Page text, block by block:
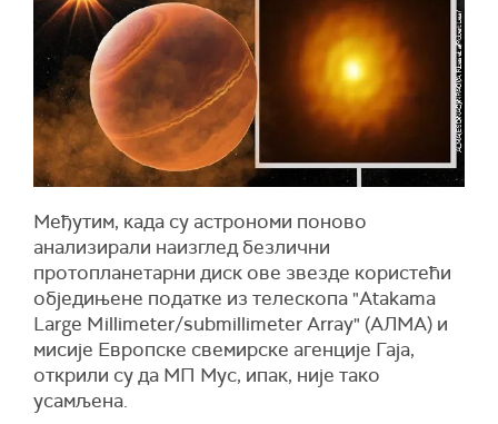
Међутим, када су астрономи поново
анализирали наизглед безлични
протопланетарни диск ове звезде користећи
обједињене податке из телескопа "Atakama
Large Millimeter/submillimeter Array" (АЛМА) и
мисије Европске свемирске агенције Гаја,
открили су да МП Мус, ипак, није тако
усамљена.